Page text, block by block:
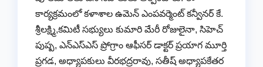
కార్యక్రమంలో కళాశాల ఉమెన్ ఎంపవర్మెంట్ కన్వీనర్ కే.
శ్రీలక్ష్మి,కమిటీ సభ్యులు కుమారి మేరీ రోజులైనా, సిహెచ్
పుష్ప, ఎన్ఎస్ఎస్ ప్రోగ్రాం ఆఫీసర్ డాక్టర్ ప్రయాగ మూర్తి
ప్రగడ, అధ్యాపకులు వీరభద్రరావు, సతీష్ అధ్యాపకేతర